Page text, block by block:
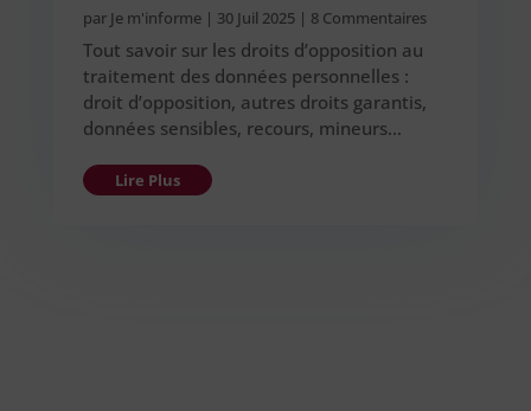
par Je m'informe| 30 Juil 2025| 8 Commentaires
Tout savoir sur les droits d’opposition au
traitement des données personnelles :
droit d’opposition, autres droits garantis,
données sensibles, recours, mineurs…
Lire Plus